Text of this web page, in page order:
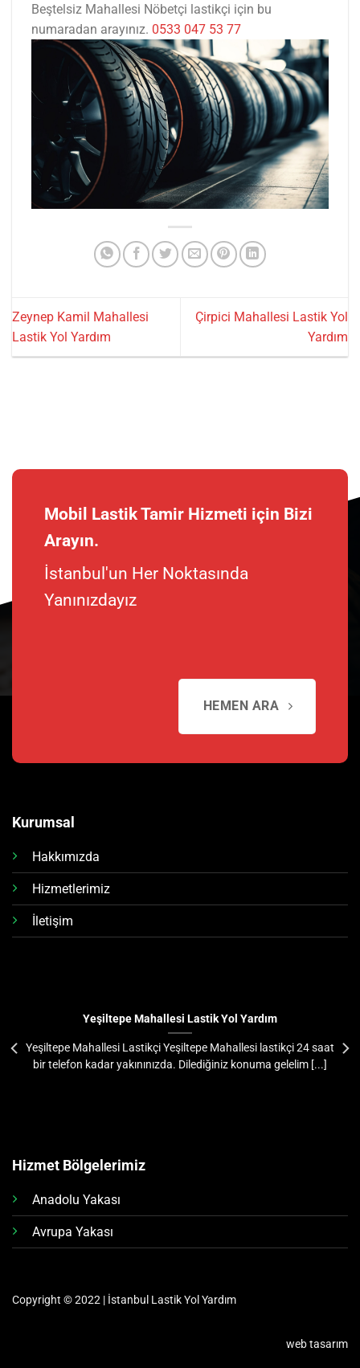
Beştelsiz Mahallesi Nöbetçi lastikçi için bu
numaradan arayınız. 0533 047 53 77
Zeynep Kamil Mahallesi
Lastik Yol Yardım
Çirpici Mahallesi Lastik Yol
Yardım
Mobil Lastik Tamir Hizmeti için Bizi
Arayın.
İstanbul'un Her Noktasında
Yanınızdayız
HEMEN ARA
Kurumsal
Hakkımızda
Hizmetlerimiz
İletişim
Yeşiltepe Mahallesi Lastik Yol Yardım
Yeşiltepe Mahallesi Lastikçi Yeşiltepe Mahallesi lastikçi 24 saat
bir telefon kadar yakınınızda. Dilediğiniz konuma gelelim [...]
Hizmet Bölgelerimiz
Anadolu Yakası
Avrupa Yakası
Copyright © 2022 | İstanbul Lastik Yol Yardım
web tasarım